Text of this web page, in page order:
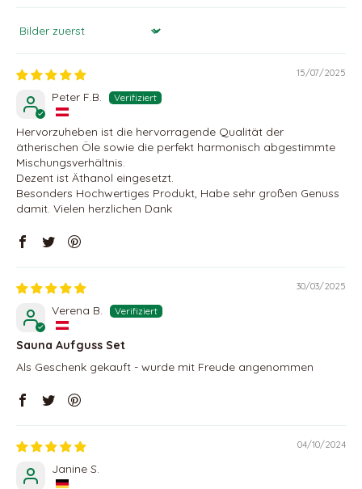
Sort by
15/07/2025
Peter F.B.
Hervorzuheben ist die hervorragende Qualität der
ätherischen Öle sowie die perfekt harmonisch abgestimmte
Mischungsverhältnis.
Dezent ist Äthanol eingesetzt.
Besonders Hochwertiges Produkt, Habe sehr großen Genuss
damit. Vielen herzlichen Dank
30/03/2025
Verena B.
Sauna Aufguss Set
Als Geschenk gekauft - wurde mit Freude angenommen
04/10/2024
Janine S.